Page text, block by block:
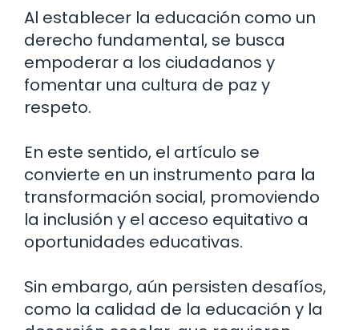
Al establecer la educación como un
derecho fundamental, se busca
empoderar a los ciudadanos y
fomentar una cultura de paz y
respeto.
En este sentido, el artículo se
convierte en un instrumento para la
transformación social, promoviendo
la inclusión y el acceso equitativo a
oportunidades educativas.
Sin embargo, aún persisten desafíos,
como la calidad de la educación y la